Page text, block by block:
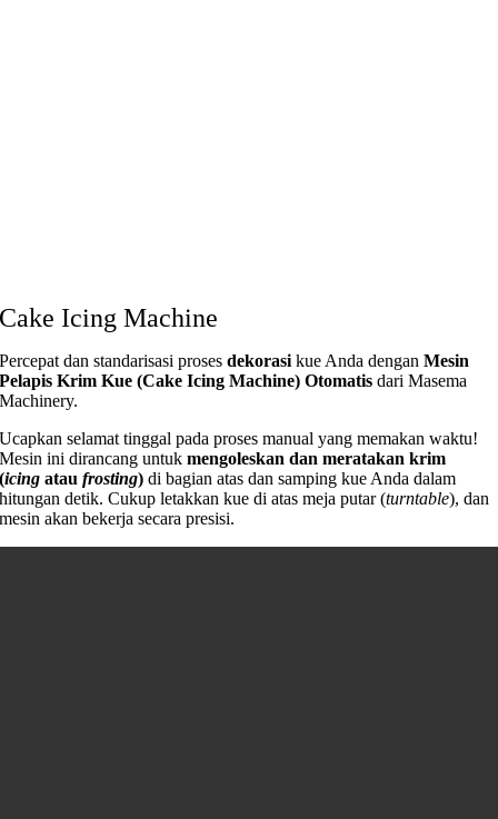
Cake Icing Machine
Percepat dan standarisasi prosesdekorasi kue Anda denganMesin
Pelapis Krim Kue (Cake Icing Machine) Otomatis dari Masema
Machinery.
Ucapkan selamat tinggal pada proses manual yang memakan waktu!
Mesin ini dirancang untukmengoleskan dan meratakan krim
(icing ataufrosting) di bagian atas dan samping kue Anda dalam
hitungan detik. Cukup letakkan kue di atas meja putar (turntable), dan
mesin akan bekerja secara presisi.